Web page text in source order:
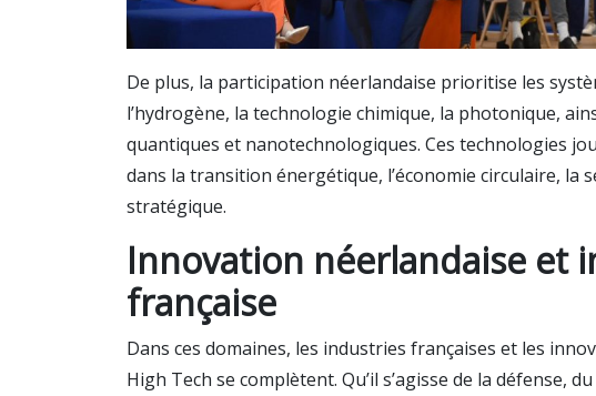
De plus, la participation néerlandaise prioritise les
l’hydrogène, la technologie chimique, la photonique,
quantiques et nanotechnologiques. Ces technologies
dans la transition énergétique, l’économie circulaire, la
stratégique.
Innovation néerlandaise et
française
Dans ces domaines, les industries françaises et les
High Tech se complètent. Qu’il s’agisse de la défense, du